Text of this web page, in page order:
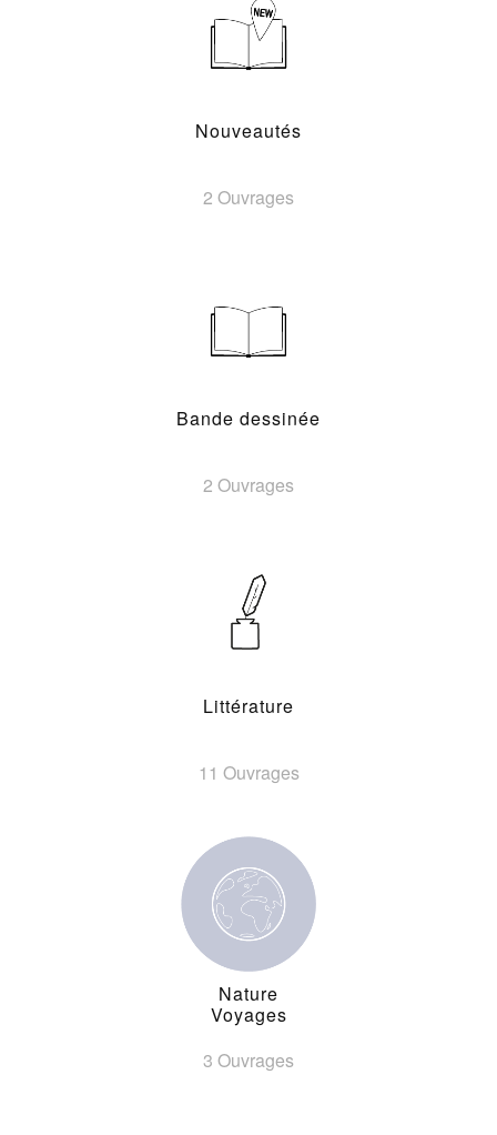
Nouveautés
2 Ouvrages
Bande dessinée
2 Ouvrages
Littérature
11 Ouvrages
Nature
Voyages
3 Ouvrages